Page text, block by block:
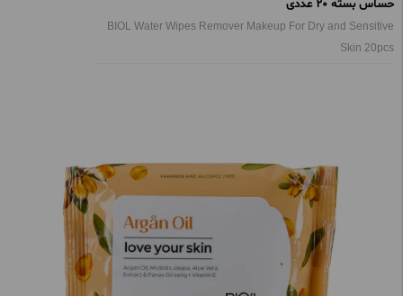
حساس بسته 20 عددی
BIOL Water Wipes Remover Makeup For Dry and Sensitive
Skin 20pcs